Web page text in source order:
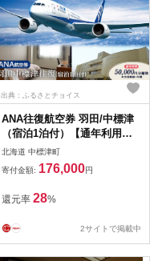
出典：ふるさとチョイス
ANA往復航空券 羽田/中標津
（宿泊1泊付）【通年利用
50,000円補助】※有効期限1
年間【2300201】
北海道 中標津町
寄付金額: 176,000円
還元率 28%
2サイトで掲載中